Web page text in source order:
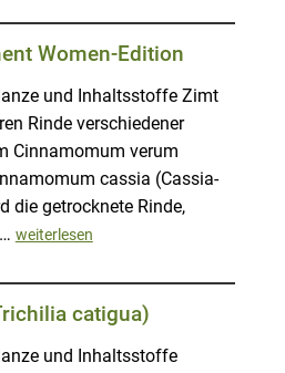
Women-Edition
und Inhaltsstoffe Zimt
Rinde verschiedener
Cinnamomum verum
cassia (Cassia-
die getrocknete Rinde,
weiterlesen
catigua)
und Inhaltsstoffe